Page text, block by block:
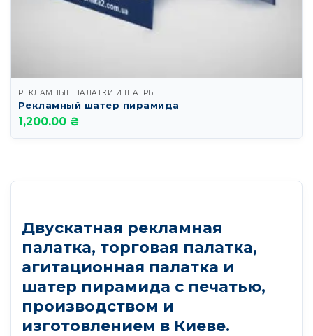
РЕКЛАМНЫЕ ПАЛАТКИ И ШАТРЫ
Рекламный шатер пирамида
1,200.00 ₴
Двускатная рекламная
палатка, торговая палатка,
агитационная палатка и
шатер пирамида с печатью,
производством и
изготовлением в Киеве.